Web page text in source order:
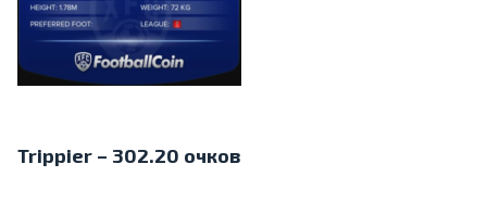
Trippier – 302.20 очков